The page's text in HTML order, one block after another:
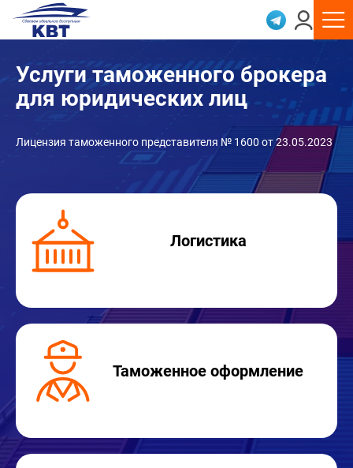
Услуги таможенного брокера
для юридических лиц
Лицензия таможенного представителя № 1600 от 23.05.2023
Логистика
Таможенное оформление